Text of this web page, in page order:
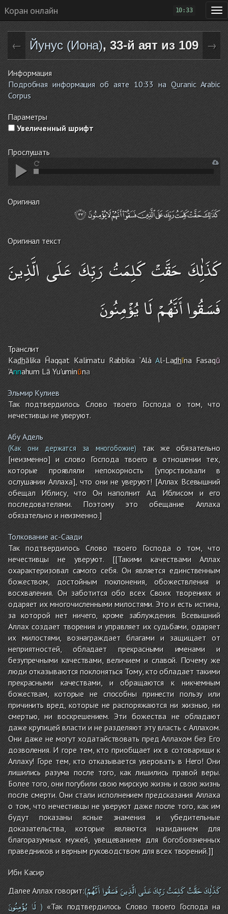
Коран онлайн 10:33
← Йунус (Иона), 33-й аят из 109 →
Информация
Подробная информация об аяте 10:33 на Quranic Arabic
Corpus
Параметры
Увеличенный шрифт
Прослушать
Оригинал
Оригинал текст
كَذَٰلِكَ حَقَّتْ كَلِمَتُ رَبِّكَ عَلَى الَّذِينَ
فَسَقُوا أَنَّهُمْ لَا يُؤْمِنُونَ
Транслит
Kadhālika Ĥaqqat Kalimatu Rabbika `Alá Al-Ladhīna Fasaqū
'Annahum Lā Yu'uminūna
Эльмир Кулиев
Так подтвердилось Слово твоего Господа о том, что
нечестивцы не уверуют.
Абу Адель
(Как они держатся за многобожие)так же обязательно
[неизменно] и слово Господа твоего в отношении тех,
которые проявляли непокорность [упорствовали в
ослушании Аллаха], что они не уверуют! [Аллах Всевышний
обещал Иблису, что Он наполнит Ад Иблисом и его
последователями. Поэтому это обещание Аллаха
обязательно и неизменно.]
Толкование ас-Саади
Так подтвердилось Слово твоего Господа о том, что
нечестивцы не уверуют. [[Такими качествами Аллах
охарактеризовал самого себя. Он является единственным
божеством, достойным поклонения, обожествления и
восхваления. Он заботится обо всех Своих творениях и
одаряет их многочисленными милостями. Это и есть истина,
за которой нет ничего, кроме заблуждения. Всевышний
Аллах создает творения и управляет их судьбами, одаряет
их милостями, вознаграждает благами и защищает от
неприятностей, обладает прекрасными именами и
безупречными качествами, величием и славой. Почему же
люди отказываются поклоняться Тому, кто обладает такими
прекрасными качествами, и обращаются к никчемным
божествам, которые не способны принести пользу или
причинить вред, которые не распоряжаются ни жизнью, ни
смертью, ни воскрешением. Эти божества не обладают
даже крупицей власти и не разделяют эту власть с Аллахом.
Они даже не могут ходатайствовать пред Аллахом без Его
дозволения. И горе тем, кто приобщает их в сотоварищи к
Аллаху! Горе тем, кто отказывается уверовать в Него! Они
лишились разума после того, как лишились правой веры.
Более того, они погубили свою мирскую жизнь и свою жизнь
после смерти. Они стали исполнением предсказания Аллаха
о том, что нечестивцы не уверуют даже после того, как им
будут показаны ясные знамения и убедительные
доказательства, которые являются назиданием для
благоразумных мужей, увещеванием для богобоязненных
праведников и верным руководством для всех творений.]]
Ибн Касир
Далее Аллах говорит:( كَذَٰلِكَحَقَّتْكَلِمَتُرَبِّكَعَلَىالَّذِينَفَسَقُواأَنَّهُمْ
لَا يُؤْمِنُونَ )«Так подтвердилось Слово твоего Господа на